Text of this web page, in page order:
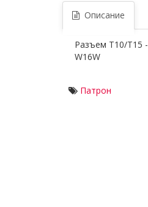
Описание
Разъем Т10/Т15
W16W
Патрон